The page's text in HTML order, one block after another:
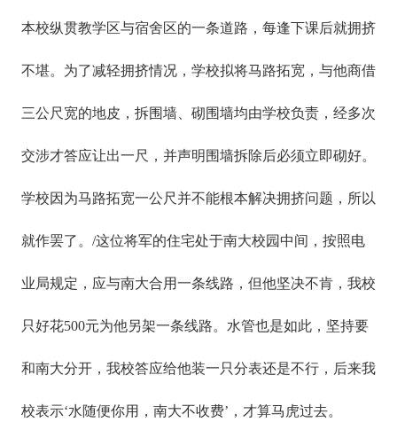
本校纵贯教学区与宿舍区的一条道路，每逢下课后就拥挤
不堪。为了减轻拥挤情况，学校拟将马路拓宽，与他商借
三公尺宽的地皮，拆围墙、砌围墙均由学校负责，经多次
交涉才答应让出一尺，并声明围墙拆除后必须立即砌好。
学校因为马路拓宽一公尺并不能根本解决拥挤问题，所以
就作罢了。/这位将军的住宅处于南大校园中间，按照电
业局规定，应与南大合用一条线路，但他坚决不肯，我校
只好花500元为他另架一条线路。水管也是如此，坚持要
和南大分开，我校答应给他装一只分表还是不行，后来我
校表示‘水随便你用，南大不收费’，才算马虎过去。